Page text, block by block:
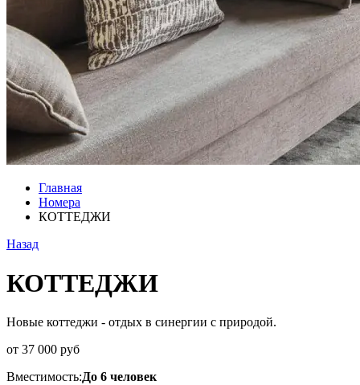
Главная
Номера
КОТТЕДЖИ
Назад
КОТТЕДЖИ
Новые коттеджи - отдых в синергии с природой.
от 37 000 руб
Вместимость:До 6 человек